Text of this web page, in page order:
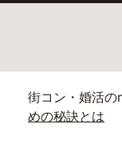
街コン・婚活
めの秘訣とは